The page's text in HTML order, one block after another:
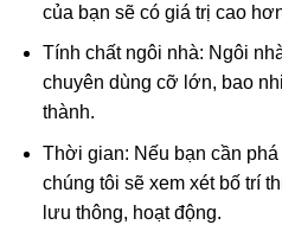
của bạn sẽ có giá trị cao
Tính chất ngôi nhà: Ngôi
chuyên dùng cỡ lớn, bao
thành.
Thời gian: Nếu bạn cần
chúng tôi sẽ xem xét bố trí
lưu thông, hoạt động.